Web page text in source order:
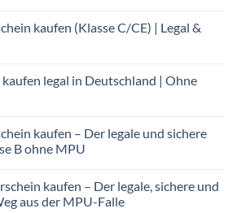
kaufen (Klasse C/CE) | Legal &
legal in Deutschland | Ohne
kaufen – Der legale und sichere
B ohne MPU
kaufen – Der legale, sichere und
aus der MPU-Falle